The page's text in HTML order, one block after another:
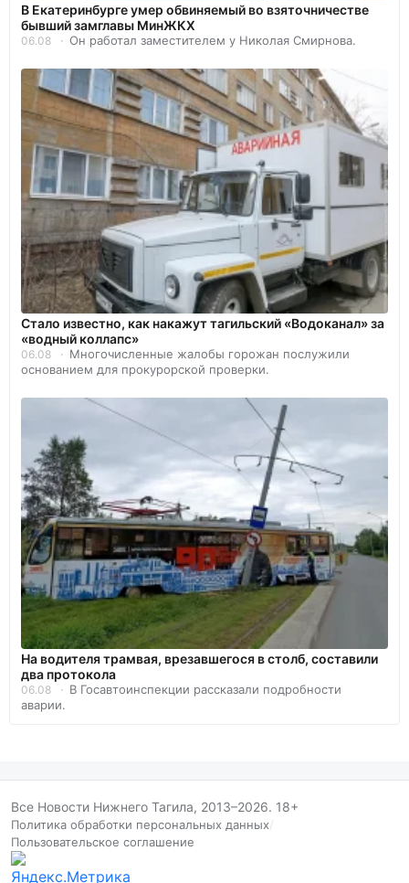
В Екатеринбурге умер обвиняемый во взяточничестве
бывший замглавы МинЖКХ
06.08 Он работал заместителем у Николая Смирнова.
Стало известно, как накажут тагильский «Водоканал» за
«водный коллапс»
06.08
Многочисленные жалобы горожан послужили
основанием для прокурорской проверки.
На водителя трамвая, врезавшегося в столб, составили
два протокола
06.08
В Госавтоинспекции рассказали подробности
аварии.
Все Новости Нижнего Тагила, 2013–2026. 18+
Политика обработки персональных данных/
Пользовательское соглашение